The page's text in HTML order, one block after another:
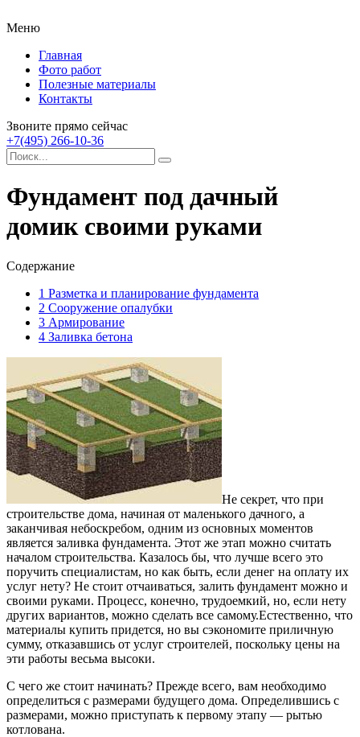
Меню
Главная
Фото работ
Полезные материалы
Контакты
Звоните прямо сейчас
+7(495) 266-10-36
Фундамент под дачный
домик своими руками
Содержание
1 Разметка и планирование фундамента
2 Сооружение опалубки
3 Армирование
4 Заливка бетона
Не секрет, что при
строительстве дома, начиная от маленького дачного, а
заканчивая небоскребом, одним из основных моментов
является заливка фундамента. Этот же этап можно считать
началом строительства. Казалось бы, что лучше всего это
поручить специалистам, но как быть, если денег на оплату их
услуг нету? Не стоит отчаиваться, залить фундамент можно и
своими руками. Процесс, конечно, трудоемкий, но, если нету
других вариантов, можно сделать все самому.Естественно, что
материалы купить придется, но вы сэкономите приличную
сумму, отказавшись от услуг строителей, поскольку цены на
эти работы весьма высоки.
С чего же стоит начинать? Прежде всего, вам необходимо
определиться с размерами будущего дома. Определившись с
размерами, можно приступать к первому этапу — рытью
котлована.